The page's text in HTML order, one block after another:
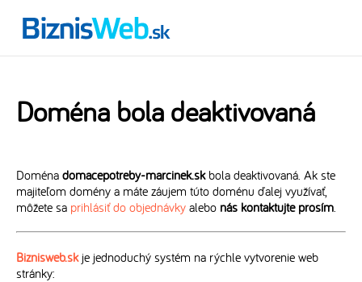
Doména bola deaktivovaná
Doména domacepotreby-marcinek.skbola deaktivovaná. Ak ste
majiteľom domény a máte záujem túto doménu ďalej využívať,
môžete sa prihlásiť do objednávky alebo nás kontaktujte prosím.
Biznisweb.skje jednoduchý systém na rýchle vytvorenie web
stránky: